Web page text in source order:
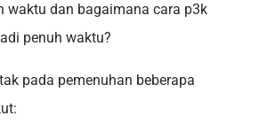
waktu dan bagaimana cara p3k
penuh waktu?
pada pemenuhan beberapa